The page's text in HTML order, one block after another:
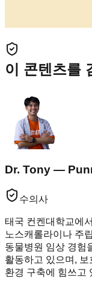
이 콘텐츠를
Dr. Tony —
수의사
태국 컨켄대학교에
노스캐롤라이나 주
동물병원 임상 경험
활동하고 있으며,
환경 구축에 힘쓰고